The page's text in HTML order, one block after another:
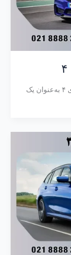
معرفی باتری بی ام و سری 4 بی‌ ام‌ و سری ۴ به‌عنوان یک